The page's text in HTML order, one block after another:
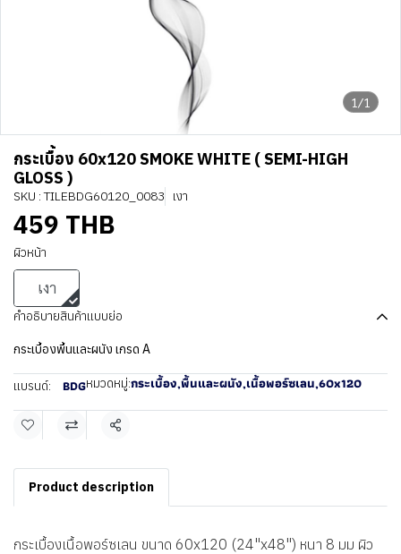
1/1
กระเบื้อง 60x120 SMOKE WHITE ( SEMI-HIGH
GLOSS )
SKU : TILEBDG60120_0083 เงา
459 THB
ผิวหน้า
เงา
คำอธิบายสินค้าแบบย่อ
กระเบื้องพื้นและผนัง เกรด A
แบรนด์: BDGหมวดหมู่:กระเบื้อง,พื้นและผนัง,เนื้อพอร์ซเลน,60x120
แชร์
Product description
กระเบื้องเนื้อพอร์ซเลน ขนาด 60x120 (24"x48") หนา 8 มม ผิว